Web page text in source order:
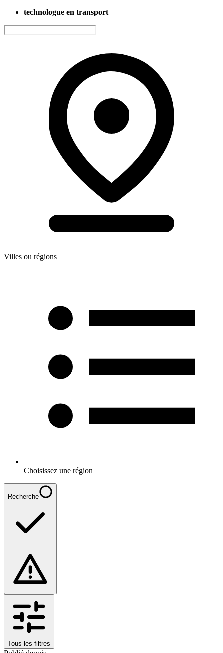
technologue en transport
Villes ou régions
Choisissez une région
Recherche
Tous les filtres